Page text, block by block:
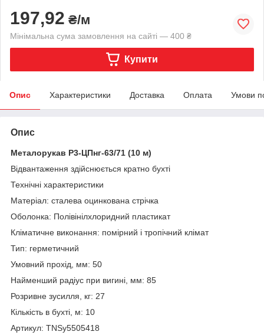
197,92 ₴/м
Мінімальна сума замовлення на сайті — 400 ₴
Купити
Опис Характеристики Доставка Оплата Умови
Опис
Металорукав Р3-ЦПнг-63/71 (10 м)
Відвантаження здійснюється кратно бухті
Технічні характеристики
Матеріал: сталева оцинкована стрічка
Оболонка: Полівінілхлоридний пластикат
Кліматичне виконання: помірний і тропічний клімат
Тип: герметичний
Умовний прохід, мм: 50
Найменший радіус при вигині, мм: 85
Розривне зусилля, кг: 27
Кількість в бухті, м: 10
Артикул: TNSy5505418